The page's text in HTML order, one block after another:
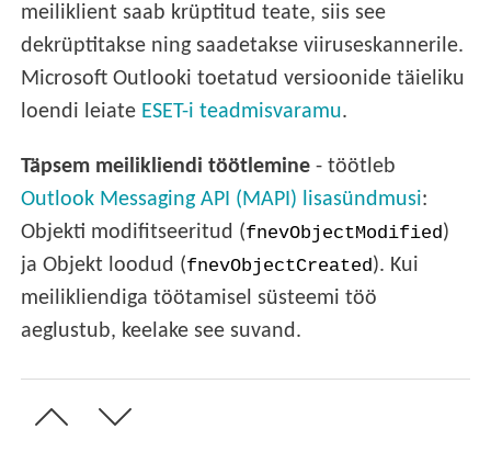
meiliklient saab krüptitud teate, siis see
dekrüptitakse ning saadetakse viiruseskannerile.
Microsoft Outlooki toetatud versioonide täieliku
loendi leiate ESET-i teadmisvaramu.
Täpsem meilikliendi töötlemine - töötleb
Outlook Messaging API (MAPI) lisasündmusi:
Objekti modifitseeritud (fnevObjectModified)
ja Objekt loodud (fnevObjectCreated). Kui
meilikliendiga töötamisel süsteemi töö
aeglustub, keelake see suvand.